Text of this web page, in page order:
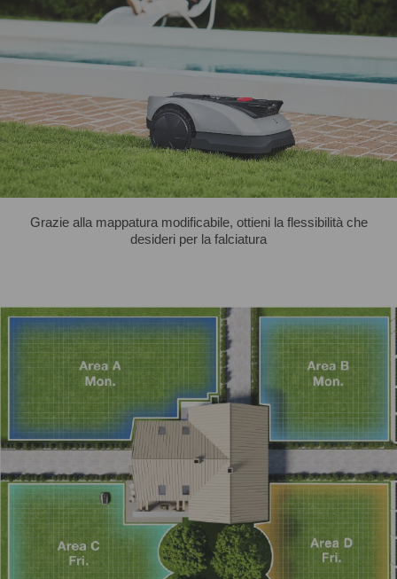
Grazie alla mappatura modificabile, ottieni la flessibilità che
desideri per la falciatura